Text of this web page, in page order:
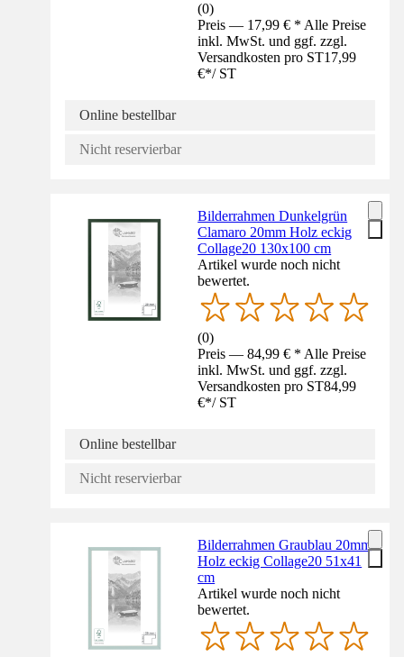
(0)
Preis — 17,99 € * Alle Preise
inkl. MwSt. und ggf. zzgl.
Versandkosten pro ST17,99
€*/ ST
Online bestellbar
Nicht reservierbar
Bilderrahmen Dunkelgrün
Clamaro 20mm Holz eckig
Collage20 130x100 cm
Artikel wurde noch nicht
bewertet.
(0)
Preis — 84,99 € * Alle Preise
inkl. MwSt. und ggf. zzgl.
Versandkosten pro ST84,99
€*/ ST
Online bestellbar
Nicht reservierbar
Bilderrahmen Graublau 20mm
Holz eckig Collage20 51x41
cm
Artikel wurde noch nicht
bewertet.